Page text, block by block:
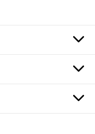
и нескользящей
благодаря
подъему подошвы